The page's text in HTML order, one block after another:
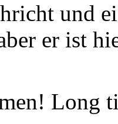
und
er ist
Long